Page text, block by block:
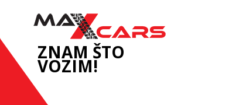
ZNAM ŠTO
VOZIM!